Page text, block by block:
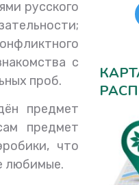
русского
с
проб.
предмет
предмет
что
любимые.